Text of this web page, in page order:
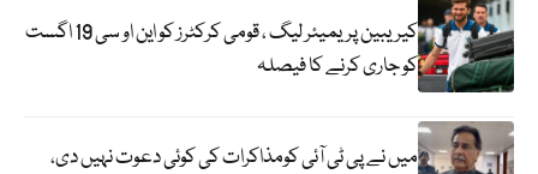
کیریبین پریمیئر لیگ ، قومی کرکٹرز کو این او سی 19 اگست
کو جاری کرنے کا فیصلہ
میں نے پی ٹی آئی کومذاکرات کی کوئی دعوت نہیں دی،